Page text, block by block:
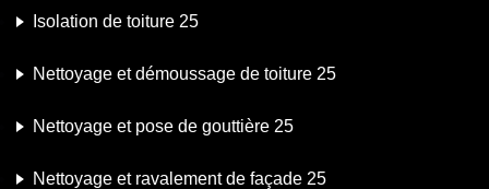
Isolation de toiture 25
Nettoyage et démoussage de toiture 25
Nettoyage et pose de gouttière 25
Nettoyage et ravalement de façade 25